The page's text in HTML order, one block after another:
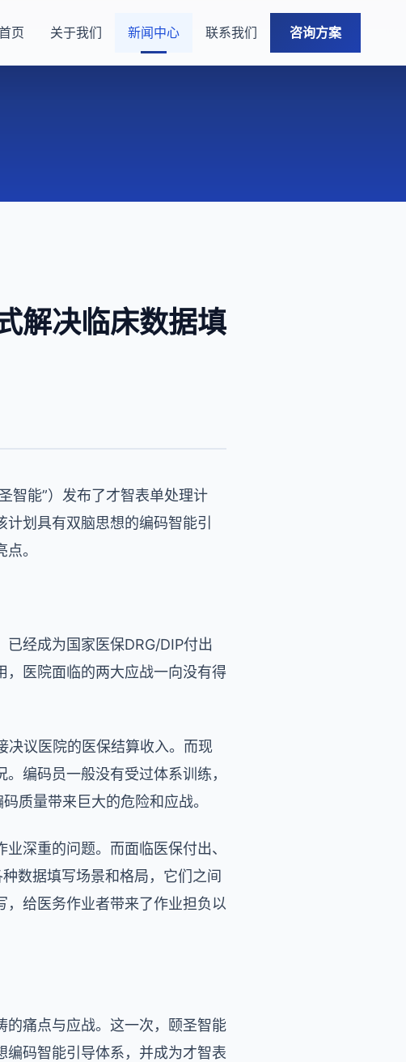
页 关于我们 新闻中心 联系我们 咨询方案
解决临床数据填
智能”）发布了才智表单处理计
划具有双脑思想的编码智能引
。
经成为国家医保DRG/DIP付出
，医院面临的两大应战一向没有得
决议医院的医保结算收入。而现
编码员一般没有受过体系训练，
质量带来巨大的危险和应战。
深重的问题。而面临医保付出、
数据填写场景和格局，它们之间
，给医务作业者带来了作业担负以
的痛点与应战。这一次，颐圣智能
码智能引导体系，并成为才智表